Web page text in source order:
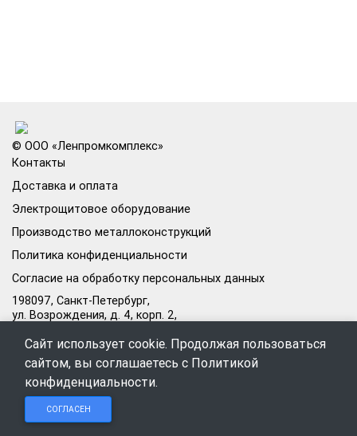
© ООО «Ленпромкомплекс»
Контакты
Доставка и оплата
Электрощитовое оборудование
Производство металлоконструкций
Политика конфиденциальности
Согласие на обработку персональных данных
198097, Санкт-Петербург,
ул. Возрождения, д. 4, корп. 2,
Режим работы офиса:
Пн–Пт: 09:00–18:00
+7 (812) 309-98-44
Сайт использует cookie. Продолжая пользоваться
сайтом, вы соглашаетесь с Политикой
конфиденциальности.
СОГЛАСЕН